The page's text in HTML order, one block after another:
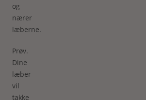
og
nærer
læberne.
Prøv.
Dine
læber
vil
takke